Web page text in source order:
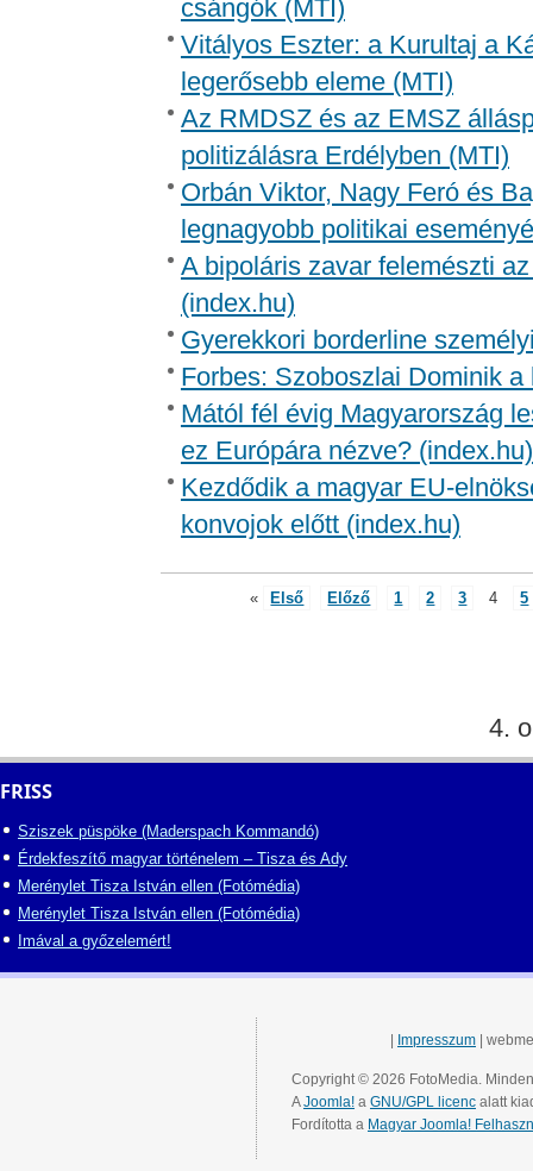
csángók (MTI)
Vitályos Eszter: a Kurultaj a
legerősebb eleme (MTI)
Az RMDSZ és az EMSZ
politizálásra Erdélyben (MTI)
Orbán Viktor, Nagy Feró és
legnagyobb politikai
A bipoláris zavar felemészti
(index.hu)
Gyerekkori borderline
Forbes: Szoboszlai Dominik
Mától fél évig Magyarország
ez Európára nézve? (index.hu)
Kezdődik a magyar EU-
konvojok előtt (index.hu)
« Első Előző 1 2 3 4 5
4.
FRISS
Sziszek püspöke (Maderspach Kommandó)
Érdekfeszítő magyar történelem – Tisza és Ady
Merénylet Tisza István ellen (Fotómédia)
Merénylet Tisza István ellen (Fotómédia)
Imával a győzelemért!
Impresszum |
Copyright © 2026 FotoMedia.
AJoomla! a GNU/GPL licenc alatt
Fordította a Magyar Joomla!